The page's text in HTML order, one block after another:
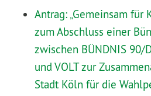
Antrag: „Gemeinsam für
zum Abschluss einer
zwischen BÜNDNIS 90/
und VOLT zur
Stadt Köln für die